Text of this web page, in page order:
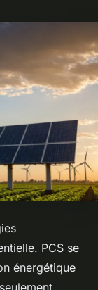
PCS se
énergétique